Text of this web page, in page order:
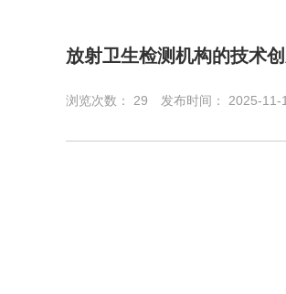
放射卫生检测机构的技术
浏览次数： 29 发布时间： 2025-11-